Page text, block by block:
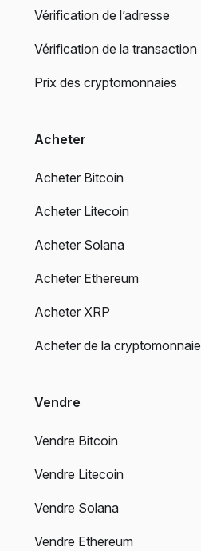
Vérification de l’adresse
Vérification de la transaction
Prix des cryptomonnaies
Acheter
Acheter Bitcoin
Acheter Litecoin
Acheter Solana
Acheter Ethereum
Acheter XRP
Acheter de la cryptomonnaie
Vendre
Vendre Bitcoin
Vendre Litecoin
Vendre Solana
Vendre Ethereum